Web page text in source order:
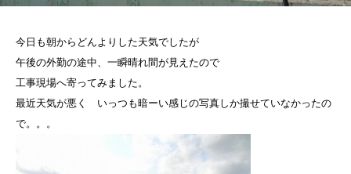
今日も朝からどんよりした天気でしたが
午後の外勤の途中、一瞬晴れ間が見えたので
工事現場へ寄ってみました。
最近天気が悪く いっつも暗ーい感じの写真しか撮せていなかったの
で。。。